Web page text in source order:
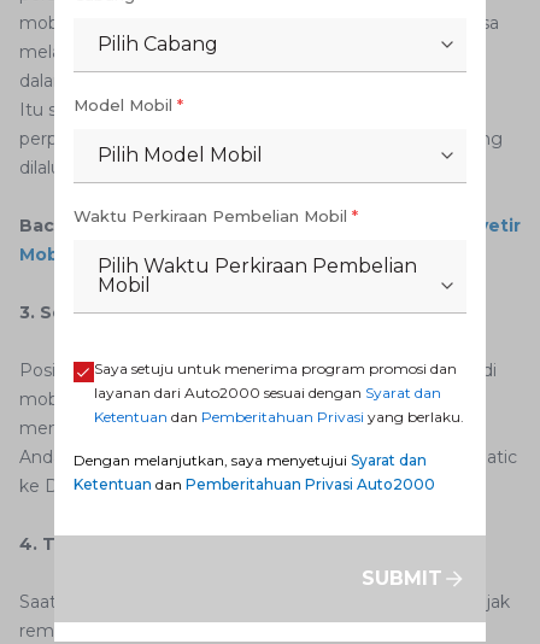
mobil Anda kehilangan tenaga. Saat menanjak, Anda bisa
melakukankick downatau menginjak pedal gas secara
dalam untuk mendapat tenaga yang lebih optimal.
Itu sebabnya sangat penting untuk menyesuaikan
perpindahan gigi dengan kondisi kemiringan jalanan yang
dilalui.
Baca juga:4 Cara Menghilangkan Rasa Takut Menyetir
Mobil yang Wajib Diketahui Pemula
3. Sesuaikan Posisi Transmisi dengan Kondisi Jalan
Posisi D1 pada mobilmaticsama artinya dengan gigi 1 di
mobil manual. Untuk tanjakan yang curam, Anda bisa
menggunakan transmisi D1. Tetapi, jika transmisi mobil
Anda sudah tidak ada D1, Anda bisa pindah gigi mobil matic
ke D2.
4. Tidak Injak Rem Saat Memindahkan Tuas
Saat ingin memindahkan tuas, Anda tidak perlu menginjak
rem. Anda hanya perlu melepaskan pedal gas sehingga
Pilih Cabang
Model Mobil *
Pilih Model Mobil
Waktu Perkiraan Pembelian Mobil *
Pilih Waktu Perkiraan Pembelian
Mobil
Saya setuju untuk menerima program promosi dan
layanan dari Auto2000 sesuai dengan Syarat dan
Ketentuan dan Pemberitahuan Privasi yang berlaku.
Dengan melanjutkan, saya menyetujui Syarat dan
Ketentuan dan Pemberitahuan Privasi Auto2000
SUBMIT